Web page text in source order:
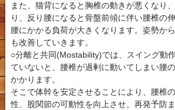
また、猫背になると胸椎の動きが悪くなり
り、反り腰になると骨盤前傾に伴い腰椎の
腰にかかる負荷が大きくなります。姿勢か
も改善していきます。
○分離と共同(Mostability)では、スイング動
ていないと、腰椎が過剰に動いてしまい腰
かかります。
そこで体幹を安定させることにより、腰椎
性、股関節の可動性を向上させ、再発予防ま